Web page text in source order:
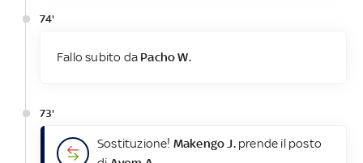
74'
Fallo subito da Pacho W.
73'
Sostituzione! Makengo J.prende il posto